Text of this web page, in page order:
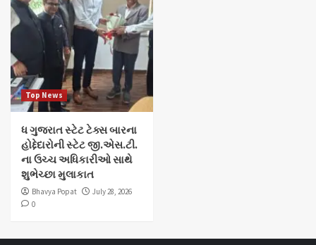
Top News
ધ ગુજરાત સ્ટેટ ટેક્સ બારના
હોદ્દેદારોની સ્ટેટ જી.એસ.ટી.
ના ઉચ્ચ અધિકારીઓ સાથે
શુભેચ્છા મુલાકાત
Bhavya Popat
July 28, 2026
0